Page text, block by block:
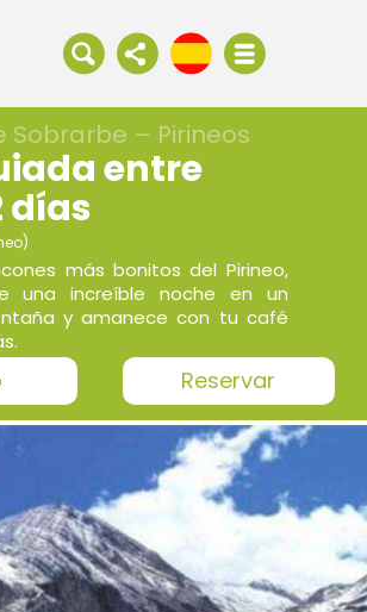
Sobrarbe – Pirineos
entre
días
más bonitos del Pirineo,
una increíble noche en un
y amanece con tu café
Reservar